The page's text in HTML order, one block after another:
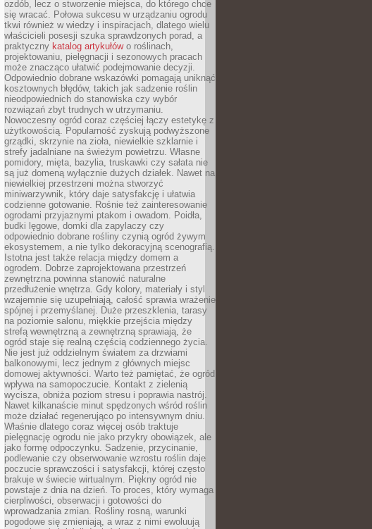
ozdób, lecz o stworzenie miejsca, do którego chce
się wracać. Połowa sukcesu w urządzaniu ogrodu
tkwi również w wiedzy i inspiracjach, dlatego wielu
właścicieli posesji szuka sprawdzonych porad, a
praktyczny katalog artykułówo roślinach,
projektowaniu, pielęgnacji i sezonowych pracach
może znacząco ułatwić podejmowanie decyzji.
Odpowiednio dobrane wskazówki pomagają uniknąć
kosztownych błędów, takich jak sadzenie roślin
nieodpowiednich do stanowiska czy wybór
rozwiązań zbyt trudnych w utrzymaniu.
Nowoczesny ogród coraz częściej łączy estetykę z
użytkowością. Popularność zyskują podwyższone
grządki, skrzynie na zioła, niewielkie szklarnie i
strefy jadalniane na świeżym powietrzu. Własne
pomidory, mięta, bazylia, truskawki czy sałata nie
są już domeną wyłącznie dużych działek. Nawet na
niewielkiej przestrzeni można stworzyć
miniwarzywnik, który daje satysfakcję i ułatwia
codzienne gotowanie. Rośnie też zainteresowanie
ogrodami przyjaznymi ptakom i owadom. Poidła,
budki lęgowe, domki dla zapylaczy czy
odpowiednio dobrane rośliny czynią ogród żywym
ekosystemem, a nie tylko dekoracyjną scenografią.
Istotna jest także relacja między domem a
ogrodem. Dobrze zaprojektowana przestrzeń
zewnętrzna powinna stanowić naturalne
przedłużenie wnętrza. Gdy kolory, materiały i styl
wzajemnie się uzupełniają, całość sprawia wrażenie
spójnej i przemyślanej. Duże przeszklenia, tarasy
na poziomie salonu, miękkie przejścia między
strefą wewnętrzną a zewnętrzną sprawiają, że
ogród staje się realną częścią codziennego życia.
Nie jest już oddzielnym światem za drzwiami
balkonowymi, lecz jednym z głównych miejsc
domowej aktywności. Warto też pamiętać, że ogród
wpływa na samopoczucie. Kontakt z zielenią
wycisza, obniża poziom stresu i poprawia nastrój.
Nawet kilkanaście minut spędzonych wśród roślin
może działać regenerująco po intensywnym dniu.
Właśnie dlatego coraz więcej osób traktuje
pielęgnację ogrodu nie jako przykry obowiązek, ale
jako formę odpoczynku. Sadzenie, przycinanie,
podlewanie czy obserwowanie wzrostu roślin daje
poczucie sprawczości i satysfakcji, której często
brakuje w świecie wirtualnym. Piękny ogród nie
powstaje z dnia na dzień. To proces, który wymaga
cierpliwości, obserwacji i gotowości do
wprowadzania zmian. Rośliny rosną, warunki
pogodowe się zmieniają, a wraz z nimi ewoluują